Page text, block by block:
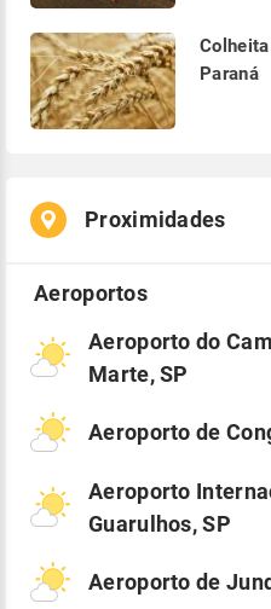
Paraná
Proximidades
Aeroporto do
Marte, SP
Aeroporto de
Aeroporto
Guarulhos, SP
Aeroporto de